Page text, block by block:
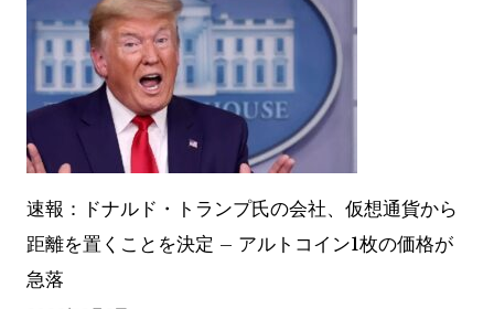
速報：ドナルド・トランプ氏の会社、仮想通貨から
距離を置くことを決定 – アルトコイン1枚の価格が
急落